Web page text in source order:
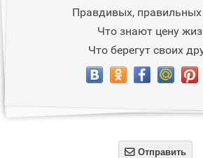
Правдивых,
Что знают цену
Что берегут своих
 Отправить